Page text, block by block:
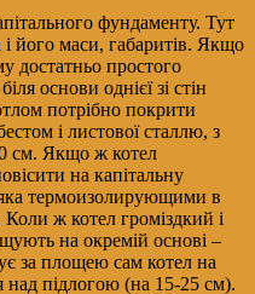
фундаменту. Тут
і його маси, габаритів. Якщо
достатньо простого
основи однієї зі стін
потрібно покрити
і листової сталлю, з
см. Якщо ж котел
на капітальну
термоизолирующими в
Коли ж котел громіздкий і
на окремій основі –
за площею сам котел на
над підлогою (на 15-25 см).